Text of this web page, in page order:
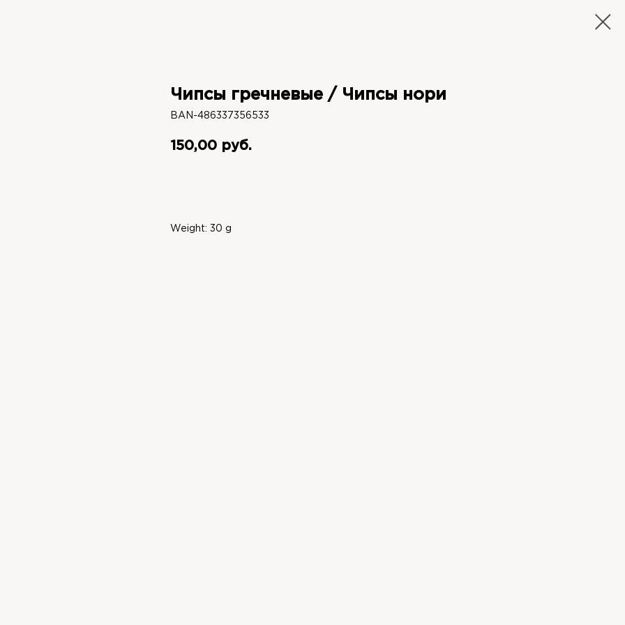
Чипсы гречневые / Чипсы нори
BAN-486337356533
150,00 руб.
Weight: 30 g